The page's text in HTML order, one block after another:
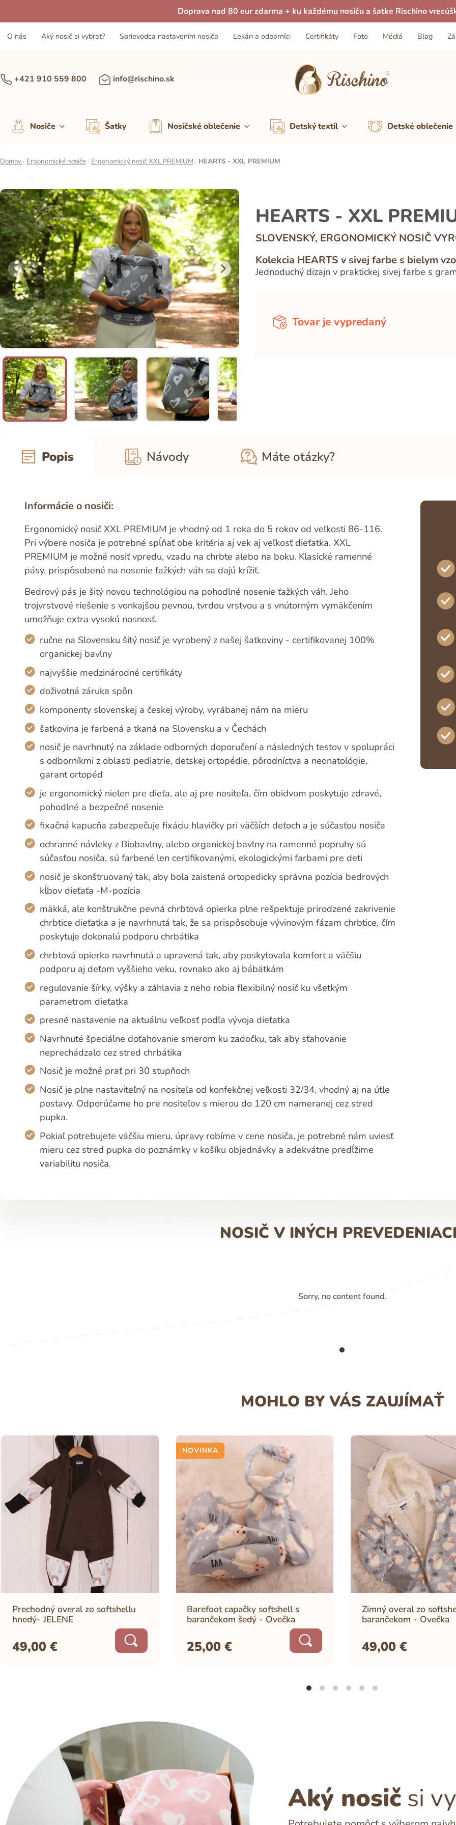
Doprava nad 80 eur zdarma + ku každému nosiču a šatke Rischino
O nás Aký nosič si vybrať? Sprievodca nastavením nosiča Lekári a odborníci Certifikáty Foto Médiá Blog
+421 910 559 800 info@rischino.sk
Nosiče Šatky Nosičské oblečenie Detský textil Detské oblečenie
Domov/ Ergonomické nosiče/ Ergonomický nosič XXL PREMIUM/ HEARTS - XXL PREMIUM
HEARTS - XXL
SLOVENSKÝ, ERGONOMICKÝ NOSIČ
Kolekcia HEARTS v sivej farbe s bielym
Jednoduchý dizajn v praktickej sivej farbe s
Tovar je vypredaný
Popis Návody Máte otázky?
Informácie o nosiči:
Ergonomický nosič XXL PREMIUM je vhodný od 1 roka do 5 rokov od veľkosti 86-116.
Pri výbere nosiča je potrebné spĺňať obe kritéria aj vek aj veľkosť dieťatka. XXL
PREMIUM je možné nosiť vpredu, vzadu na chrbte alebo na boku. Klasické ramenné
pásy, prispôsobené na nosenie ťažkých váh sa dajú krížiť.
Bedrový pás je šitý novou technológiou na pohodlné nosenie ťažkých váh. Jeho
trojvrstvové riešenie s vonkajšou pevnou, tvrdou vrstvou a s vnútorným vymäkčením
umožňuje extra vysokú nosnosť.
ručne na Slovensku šitý nosič je vyrobený z našej šatkoviny - certifikovanej 100%
organickej bavlny
najvyššie medzinárodné certifikáty
doživotná záruka spôn
komponenty slovenskej a českej výroby, vyrábanej nám na mieru
šatkovina je farbená a tkaná na Slovensku a v Čechách
nosič je navrhnutý na základe odborných doporučení a následných testov v spolupráci
s odborníkmi z oblasti pediatrie, detskej ortopédie, pôrodníctva a neonatológie,
garant ortopéd
je ergonomický nielen pre dieťa, ale aj pre nositeľa, čím obidvom poskytuje zdravé,
pohodlné a bezpečné nosenie
fixačná kapucňa zabezpečuje fixáciu hlavičky pri väčších deťoch a je súčasťou nosiča
ochranné návleky z Biobavlny, alebo organickej bavlny na ramenné popruhy sú
súčasťou nosiča, sú farbené len certifikovanými, ekologickými farbami pre deti
nosič je skonštruovaný tak, aby bola zaistená ortopedicky správna pozícia bedrových
kĺbov dieťaťa -M-pozícia
mäkká, ale konštrukčne pevná chrbtová opierka plne rešpektuje prirodzené zakrivenie
chrbtice dieťatka a je navrhnutá tak, že sa prispôsobuje vývinovým fázam chrbtice, čím
poskytuje dokonalú podporu chrbátika
chrbtová opierka navrhnutá a upravená tak, aby poskytovala komfort a väčšiu
podporu aj deťom vyššieho veku, rovnako ako aj bábätkám
regulovanie šírky, výšky a záhlavia z neho robia flexibilný nosič ku všetkým
parametrom dieťatka
presné nastavenie na aktuálnu veľkosť podľa vývoja dieťatka
Navrhnuté špeciálne doťahovanie smerom ku zadočku, tak aby sťahovanie
neprechádzalo cez stred chrbátika
Nosič je možné prať pri 30 stupňoch
Nosič je plne nastaviteľný na nositeľa od konfekčnej veľkosti 32/34, vhodný aj na útle
postavy. Odporúčame ho pre nositeľov s mierou do 120 cm nameranej cez stred
pupka.
Pokiaľ potrebujete väčšiu mieru, úpravy robíme v cene nosiča, je potrebné nám uviesť
mieru cez stred pupka do poznámky v košíku objednávky a adekvátne predĺžime
variabilitu nosiča.
NOSIČ V INÝCH
Sorry, no content found.
MOHLO BY VÁS ZAUJÍMAŤ
Prechodný overal zo softshellu
hnedý- JELENE
49,00 €
NOVINKA
Barefoot capačky softshell s
barančekom šedý - Ovečka
25,00€
Zimný overal zo
barančekom - Ovečka
49,00 €
Aký nosič si